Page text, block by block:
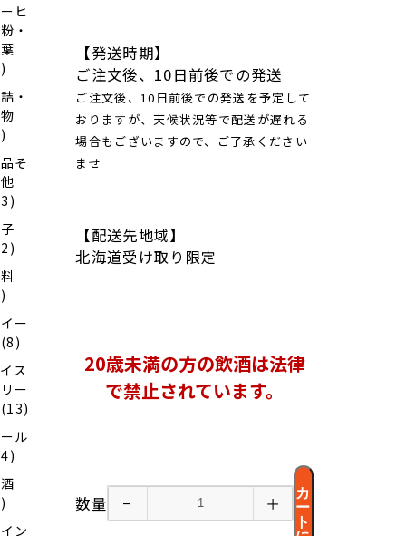
ヒ
・
・
そ
ー
ス
ー
ル
ン
【発送時期】
ご注文後、10日前後での発送
ご注文後、10日前後での発送を予定して
おりますが、天候状況等で配送が遅れる
場合もございますので、ご了承ください
ませ
【配送先地域】
北海道受け取り限定
20歳未満の方の飲酒は法律
で禁止されています。
数量 − ＋
カ
ー
ト